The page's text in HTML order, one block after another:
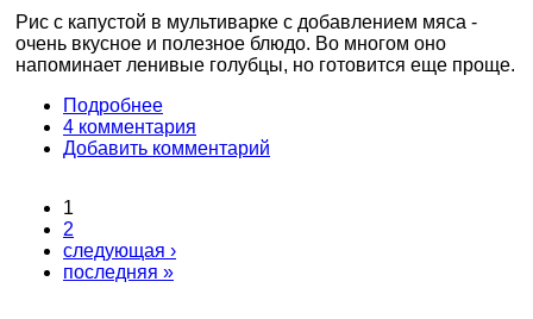
Рис с капустой в мультиварке с добавлением мяса -
очень вкусное и полезное блюдо. Во многом оно
напоминает ленивые голубцы, но готовится еще проще.
Подробнее
4 комментария
Добавить комментарий
Страницы
1
2
следующая ›
последняя »